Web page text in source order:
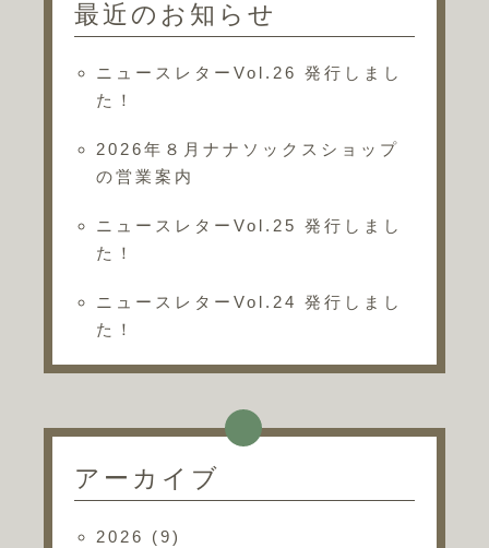
最近のお知らせ
ニュースレターVol.26 発行しまし
た！
2026年８月ナナソックスショップ
の営業案内
ニュースレターVol.25 発行しまし
た！
ニュースレターVol.24 発行しまし
た！
アーカイブ
2026
(9)